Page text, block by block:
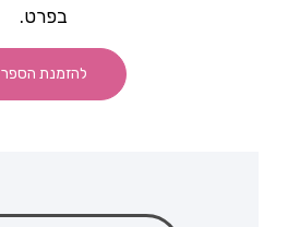
בפרט.
להזמנת הספר